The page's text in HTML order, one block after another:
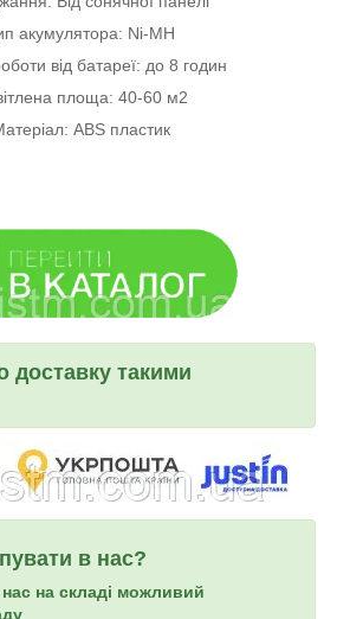
акумулятора: Ni-MH
від батареї: до 8 годин
площа: 40-60 м2
ABS пластик
доставку такими
в нас?
на складі можливий